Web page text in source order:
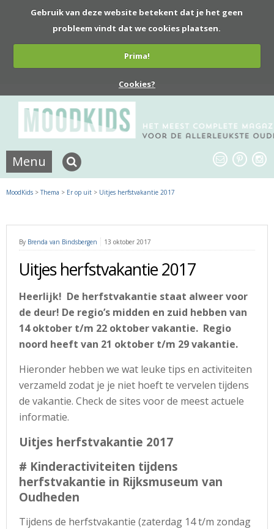
Gebruik van deze website betekent dat je het geen
probleem vindt dat we cookies plaatsen.
Prima!
Cookies?
Menu
MoodKids >Thema > Er op uit > Uitjes herfstvakantie 2017
By Brenda van Bindsbergen 13 oktober 2017
Uitjes herfstvakantie 2017
Heerlijk! De herfstvakantie staat alweer voor
de deur! De regio’s midden en zuid hebben van
14 oktober t/m 22 oktober vakantie. Regio
noord heeft van 21 oktober t/m 29 vakantie.
Hieronder hebben we wat leuke tips en activiteiten
verzameld zodat je je niet hoeft te vervelen tijdens
de vakantie. Check de sites voor de meest actuele
informatie.
Uitjes herfstvakantie 2017
# Kinderactiviteiten tijdens
herfstvakantie in Rijksmuseum van
Oudheden
Tijdens de herfstvakantie (zaterdag 14 t/m zondag